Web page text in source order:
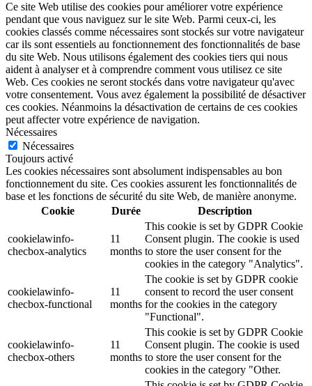
Ce site Web utilise des cookies pour améliorer votre expérience
pendant que vous naviguez sur le site Web. Parmi ceux-ci, les
cookies classés comme nécessaires sont stockés sur votre navigateur
car ils sont essentiels au fonctionnement des fonctionnalités de base
du site Web. Nous utilisons également des cookies tiers qui nous
aident à analyser et à comprendre comment vous utilisez ce site
Web. Ces cookies ne seront stockés dans votre navigateur qu'avec
votre consentement. Vous avez également la possibilité de désactiver
ces cookies. Néanmoins la désactivation de certains de ces cookies
peut affecter votre expérience de navigation.
Nécessaires
Nécessaires
Toujours activé
Les cookies nécessaires sont absolument indispensables au bon
fonctionnement du site. Ces cookies assurent les fonctionnalités de
base et les fonctions de sécurité du site Web, de manière anonyme.
Cookie
Durée Description
cookielawinfo-
checbox-analytics
11
months
This cookie is set by GDPR Cookie
Consent plugin. The cookie is used
to store the user consent for the
cookies in the category "Analytics".
cookielawinfo-
checbox-functional
11
months
The cookie is set by GDPR cookie
consent to record the user consent
for the cookies in the category
"Functional".
cookielawinfo-
checbox-others
11
months
This cookie is set by GDPR Cookie
Consent plugin. The cookie is used
to store the user consent for the
cookies in the category "Other.